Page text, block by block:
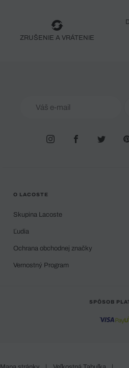
ZRUŠENIE A VRÁTENIE
O LACOSTE
Skupina Lacoste
Ľudia
Ochrana obchodnej značky
Vernostný Program
SPÔSOB